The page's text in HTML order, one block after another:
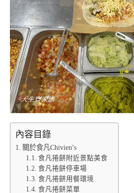
內容目錄
關於食凡Chivien’s
食凡捲餅附近景點美食
食凡捲餅停車場
食凡捲餅用餐環境
食凡捲餅菜單